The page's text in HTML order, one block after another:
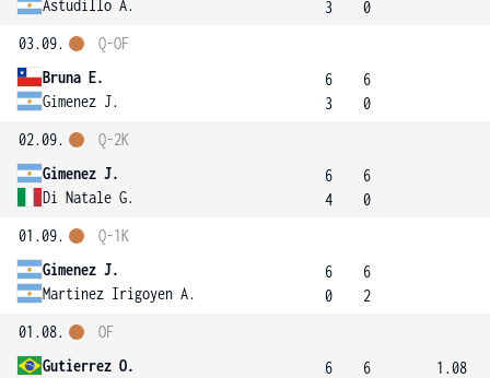
Astudillo A.
3
0
03.09.
Bruna E.
Gimenez J.
Q-OF
6
3
6
0
02.09.
Gimenez J.
Di Natale G.
Q-2K
6
4
6
0
01.09.
Gimenez J.
Martinez Irigoyen A.
Q-1K
6
0
6
2
01.08.
Gutierrez O.
OF
6
6
1.08